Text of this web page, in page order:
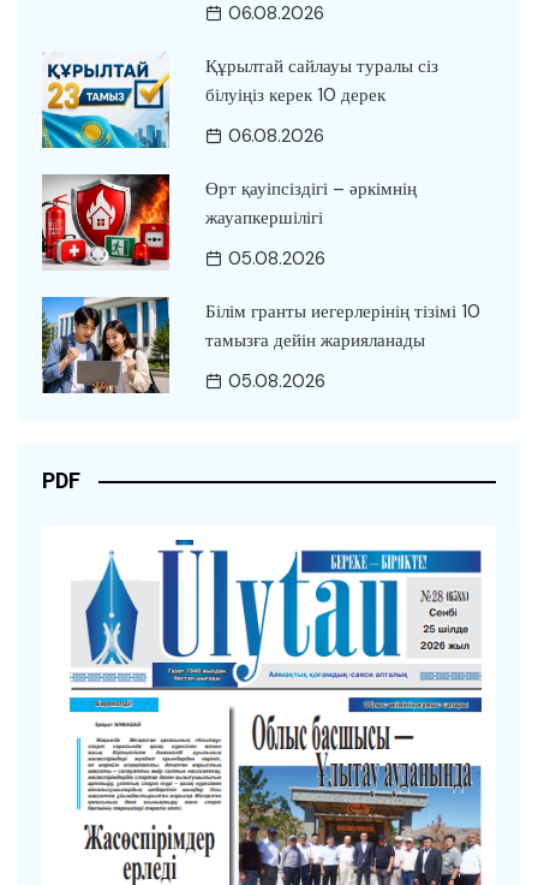
06.08.2026
Құрылтай сайлауы туралы сіз
білуіңіз керек 10 дерек
06.08.2026
Өрт қауіпсіздігі – әркімнің
жауапкершілігі
05.08.2026
Білім гранты иегерлерінің тізімі 10
тамызға дейін жарияланады
05.08.2026
PDF